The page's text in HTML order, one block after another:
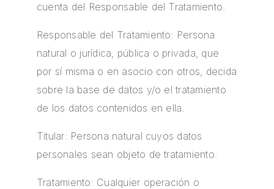
cuenta del Responsable del Tratamiento.
Responsable del Tratamiento: Persona
natural o jurídica, pública o privada, que
por sí misma o en asocio con otros, decida
sobre la base de datos y/o el tratamiento
de los datos contenidos en ella.
Titular: Persona natural cuyos datos
personales sean objeto de tratamiento.
Tratamiento: Cualquier operación o